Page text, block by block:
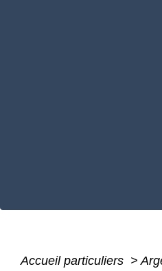
Accueil particuliers >